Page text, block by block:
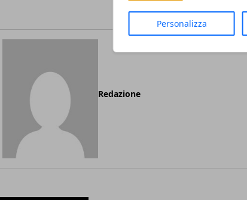
Personalizza
Redazione